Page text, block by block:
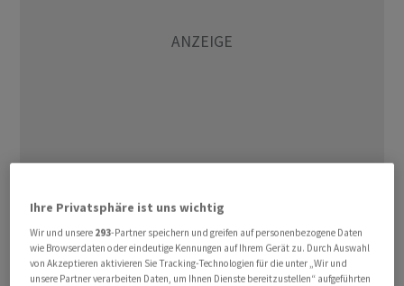
Trump will bei der US-Präsidentenwahl Anfang
November erneut für die Republikaner kandidieren.
Wer als Präsidentschaftskandidat antreten will, muss
sich in parteiinternen Vorwahlen durchsetzen. Kläger
Ihre Privatsphäre ist uns wichtig
Wir und unsere 293-Partner speichern und greifen auf personenbezogene Daten
wie Browserdaten oder eindeutige Kennungen auf Ihrem Gerät zu. Durch Auswahl
von Akzeptieren aktivieren Sie Tracking-Technologien für die unter „Wir und
unsere Partner verarbeiten Daten, um Ihnen Dienste bereitzustellen“ aufgeführten